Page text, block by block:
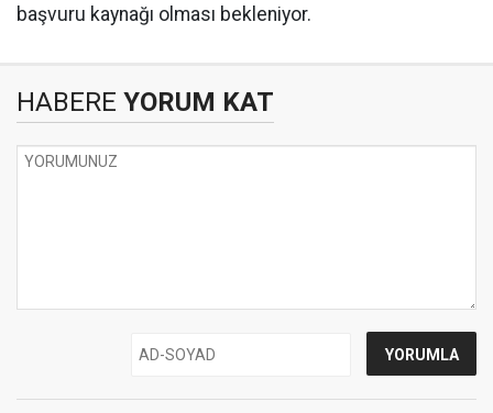
başvuru kaynağı olması bekleniyor.
HABERE YORUM KAT